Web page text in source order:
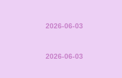
2026-06-03
2026-06-03